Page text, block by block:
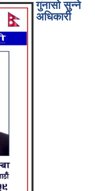
गुनासो सुन्ने
अधिकारी